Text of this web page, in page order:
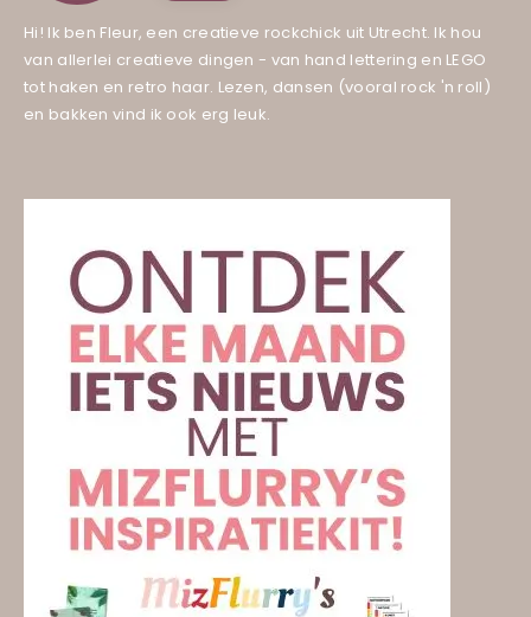
Hi! Ik ben Fleur, een creatieve rockchick uit Utrecht. Ik hou
van allerlei creatieve dingen - van hand lettering en LEGO
tot haken en retro haar. Lezen, dansen (vooral rock 'n roll)
en bakken vind ik ook erg leuk.